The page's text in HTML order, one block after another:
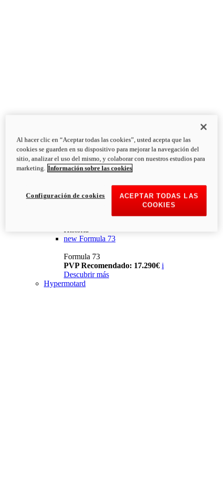
Historia
new Formula 73
Formula 73
PVP Recomendado: 17.290€ i
Descubrir más
Hypermotard
Al hacer clic en “Aceptar todas las cookies”, usted acepta que las
cookies se guarden en su dispositivo para mejorar la navegación del
sitio, analizar el uso del mismo, y colaborar con nuestros estudios para
marketing. Información sobre las cookies
ACEPTAR TODAS LAS
COOKIES
Configuración de cookies